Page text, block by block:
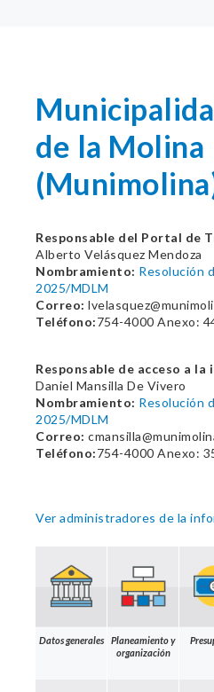
de la Molina
Responsable del Portal de
Alberto Velásquez Mendoza
Nombramiento: Resolución
2025/MDLM
Correo:
Teléfono:754-4000 Anexo:
Responsable de acceso a la
Daniel Mansilla De Vivero
Nombramiento: Resolución
2025/MDLM
Correo:
Teléfono:754-4000 Anexo:
Ver administradores de la
Datos generales
Planeamiento y
organización